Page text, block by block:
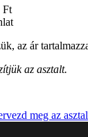
Ft
az ár
az asztalt.
meg az